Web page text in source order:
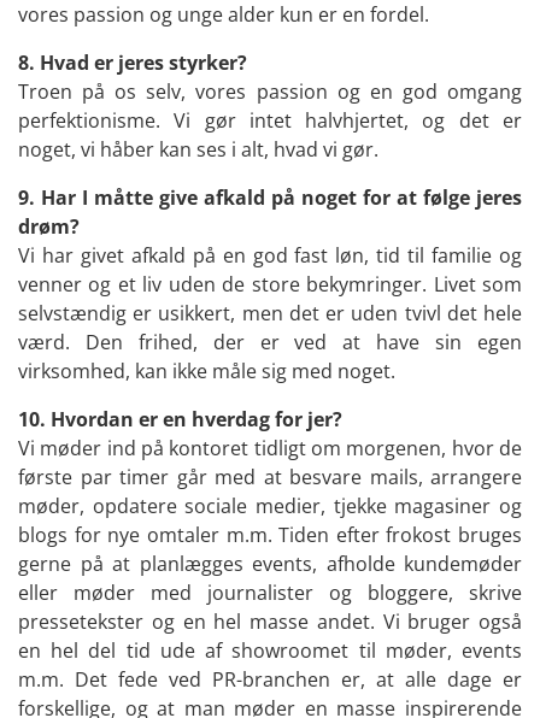
vores passion og unge alder kun er en fordel.
8. Hvad er jeres styrker?
Troen på os selv, vores passion og en god omgang
perfektionisme. Vi gør intet halvhjertet, og det er
noget, vi håber kan ses i alt, hvad vi gør.
9. Har I måtte give afkald på noget for at følge jeres
drøm?
Vi har givet afkald på en god fast løn, tid til familie og
venner og et liv uden de store bekymringer. Livet som
selvstændig er usikkert, men det er uden tvivl det hele
værd. Den frihed, der er ved at have sin egen
virksomhed, kan ikke måle sig med noget.
10. Hvordan er en hverdag for jer?
Vi møder ind på kontoret tidligt om morgenen, hvor de
første par timer går med at besvare mails, arrangere
møder, opdatere sociale medier, tjekke magasiner og
blogs for nye omtaler m.m. Tiden efter frokost bruges
gerne på at planlægges events, afholde kundemøder
eller møder med journalister og bloggere, skrive
pressetekster og en hel masse andet. Vi bruger også
en hel del tid ude af showroomet til møder, events
m.m. Det fede ved PR-branchen er, at alle dage er
forskellige, og at man møder en masse inspirerende